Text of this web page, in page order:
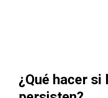
¿Qué hacer